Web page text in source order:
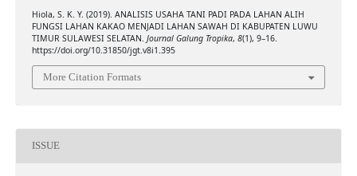
Hiola, S. K. Y. (2019). ANALISIS USAHA TANI PADI PADA LAHAN ALIH
FUNGSI LAHAN KAKAO MENJADI LAHAN SAWAH DI KABUPATEN LUWU
TIMUR SULAWESI SELATAN. Journal Galung Tropika, 8(1), 9–16.
https://doi.org/10.31850/jgt.v8i1.395
More Citation Formats
ISSUE